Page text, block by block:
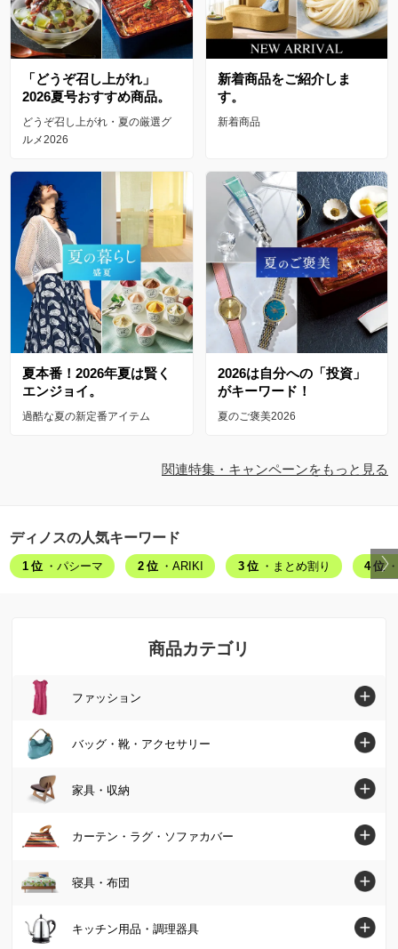
「どうぞ召し上がれ」
2026夏号おすすめ商品。
どうぞ召し上がれ・夏の厳選グ
ルメ2026
新着商品をご紹介しま
す。
新着商品
夏本番！2026年夏は賢く
エンジョイ。
過酷な夏の新定番アイテム
2026は自分への「投資」
がキーワード！
夏のご褒美2026
関連特集・キャンペーンをもっと見る
ディノスの人気キーワード
1位 ・パシーマ 2位 ・ARIKI 3位 ・まとめ割り 4位
商品カテゴリ
ファッション
ファッショントップへ
シャツ・ブラウス
チュニック
ワンピース
パンツ
バッグ・靴・アクセサリー
バッグ・靴・アクセサリートップへ
バッグ
ブーツ
スニーカー・コンフォートシューズ
家具・収納
家具・収納トップへ
テーブル
カーテン・ラグ・ソファカバー
カーテン・ラグ・ソファカバートップへ
カーテン
寝具・布団
寝具・布団トップへ
キッチン用品・調理器具